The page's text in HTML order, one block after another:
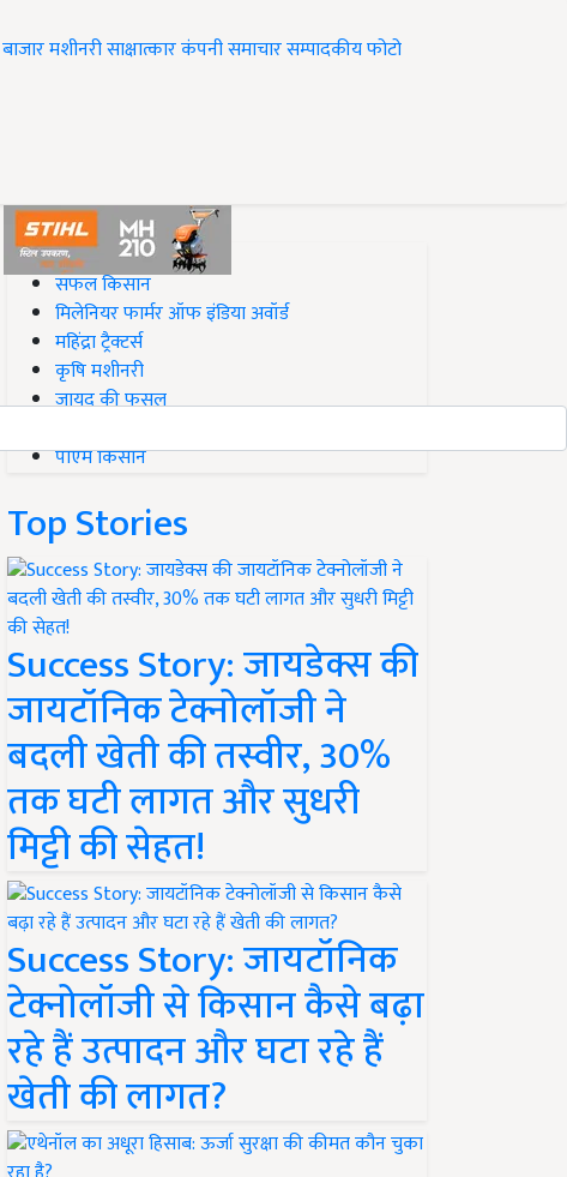
बाजारमशीनरीसाक्षात्कारकंपनी समाचारसम्पादकीयफोटो
#Top on Krishi Jagran
सफल किसान
मिलेनियर फार्मर ऑफ इंडिया अवॉर्ड
महिंद्रा ट्रैक्टर्स
कृषि मशीनरी
जायद की फसल
पीएम किसान
Top Stories
Success Story: जायडेक्स की
जायटॉनिक टेक्नोलॉजी ने
बदली खेती की तस्वीर, 30%
तक घटी लागत और सुधरी
मिट्टी की सेहत!
Success Story: जायटॉनिक
टेक्नोलॉजी से किसान कैसे बढ़ा
रहे हैं उत्पादन और घटा रहे हैं
खेती की लागत?